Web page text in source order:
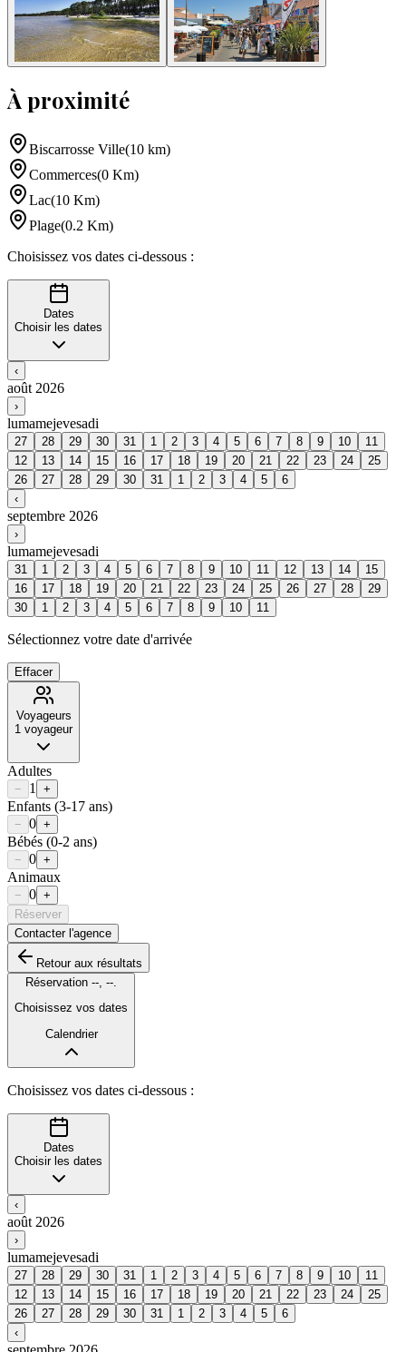
À proximité
Biscarrosse Ville(10 km)
Commerces(0 Km)
Lac(10 Km)
Plage(0.2 Km)
Choisissez vos dates ci-dessous :
Dates
Choisir les dates
‹
août 2026
›
lumamejevesadi
27 28 29 30 31 1 2 3 4 5 6 7 8 9 10
11
12
13 14 15 16 17 18 19 20 21 22 23 24
25
26
27 28 29 30 31 1 2 3 4 5
6
‹
septembre 2026
›
lumamejevesadi
31 1 2 3 4 5 6 7 8 9 10 11 12 13 14
15
16
17 18 19 20 21 22 23 24 25 26 27 28
29
30
1 2 3 4 5 6 7 8 9 10 11
Sélectionnez votre date d'arrivée
Effacer
Voyageurs
1 voyageur
Adultes
− 1 +
Enfants (3-17 ans)
− 0 +
Bébés (0-2 ans)
− 0 +
Animaux
− 0 +
Réserver
Contacter l'agence
Retour aux résultats
Réservation -- --
Choisissez vos dates
Calendrier
Choisissez vos dates ci-dessous :
Dates
Choisir les dates
‹
août 2026
›
lumamejevesadi
27 28 29 30 31 1 2 3 4 5 6 7 8 9 10
11
12
13 14 15 16 17 18 19 20 21 22 23 24
25
26
27 28 29 30 31 1 2 3 4 5
6
‹